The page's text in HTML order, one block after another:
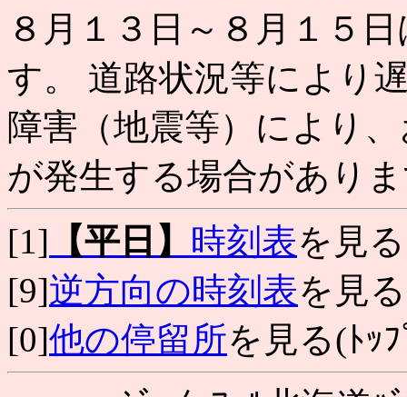
８月１３日～８月１５
す。 道路状況等により
障害（地震等）により
が発生する場合があり
[1] 【平日】 時刻表を見る
[9]逆方向の時刻表を見る
[0]他の停留所を見る(ﾄｯ